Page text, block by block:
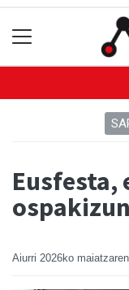
Eusfesta,
Aiurri 2026ko